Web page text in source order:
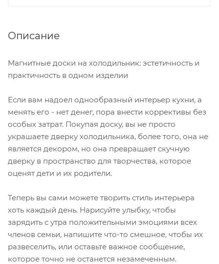
Описание
Магнитные доски на холодильник: эстетичность и
практичность в одном изделии
Если вам надоел однообразный интерьер кухни, а
менять его - нет денег, пора внести коррективы без
особых затрат. Покупая доску, вы не просто
украшаете дверку холодильника, более того, она не
является декором, но она превращает скучную
дверку в пространство для творчества, которое
оценят дети и их родители.
Теперь вы сами можете творить стиль интерьера
хоть каждый день. Нарисуйте улыбку, чтобы
зарядить с утра положительными эмоциями всех
членов семьи, напишите что-то смешное, чтобы их
развеселить, или оставьте важное сообщение,
которое точно не останется незамеченным.